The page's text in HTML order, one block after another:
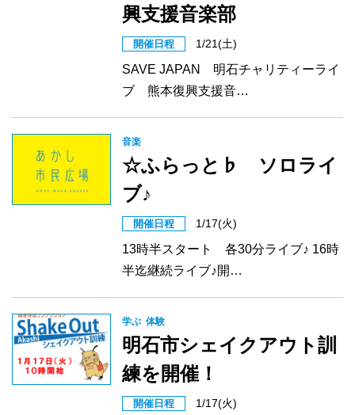
興支援音楽部
開催日程 1/21(土)
SAVE JAPAN 明石チャリティーライ
ブ 熊本復興支援音…
音楽
☆ふらっと♭ ソロライ
ブ♪
開催日程 1/17(火)
13時半スタート 各30分ライブ♪ 16時
半迄継続ライブ♪開…
学ぶ 体験
明石市シェイクアウト訓
練を開催！
開催日程 1/17(火)